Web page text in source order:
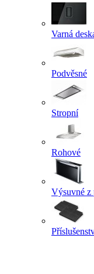
Varná
Podvěsné
Stropní
Rohové
Výsuvné z